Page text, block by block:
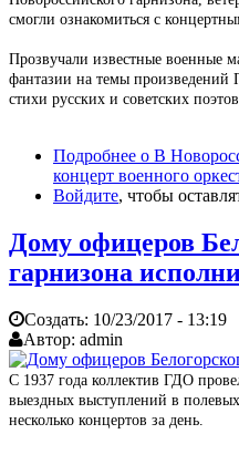
смогли ознакомиться с
Прозвучали известные военные
фантазии на темы произведений
стихи русских и советских
Подробнее о В
концерт военного
Войдите, чтобы
Дому офицеров
гарнизона
Создать: 10/23/2017 - 13:19
Автор: admin
С 1937 года коллектив ГДО
выездных выступлений в
несколько концертов за день.